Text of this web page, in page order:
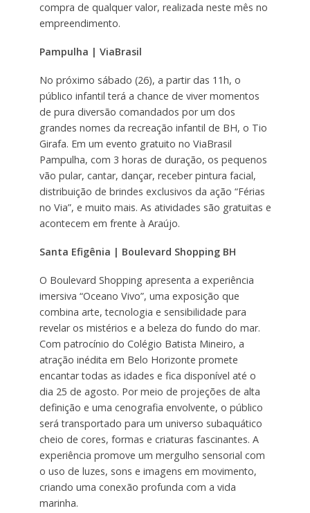
compra de qualquer valor, realizada neste mês no
empreendimento.
Pampulha | ViaBrasil
No próximo sábado (26), a partir das 11h, o
público infantil terá a chance de viver momentos
de pura diversão comandados por um dos
grandes nomes da recreação infantil de BH, o Tio
Girafa. Em um evento gratuito no ViaBrasil
Pampulha, com 3 horas de duração, os pequenos
vão pular, cantar, dançar, receber pintura facial,
distribuição de brindes exclusivos da ação “Férias
no Via”, e muito mais. As atividades são gratuitas e
acontecem em frente à Araújo.
Santa Efigênia | Boulevard Shopping BH
O Boulevard Shopping apresenta a experiência
imersiva “Oceano Vivo”, uma exposição que
combina arte, tecnologia e sensibilidade para
revelar os mistérios e a beleza do fundo do mar.
Com patrocínio do Colégio Batista Mineiro, a
atração inédita em Belo Horizonte promete
encantar todas as idades e fica disponível até o
dia 25 de agosto. Por meio de projeções de alta
definição e uma cenografia envolvente, o público
será transportado para um universo subaquático
cheio de cores, formas e criaturas fascinantes. A
experiência promove um mergulho sensorial com
o uso de luzes, sons e imagens em movimento,
criando uma conexão profunda com a vida
marinha.